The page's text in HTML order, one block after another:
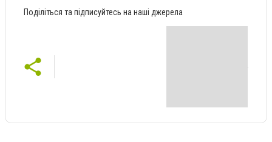
Поділіться та підписуйтесь на наші джерела